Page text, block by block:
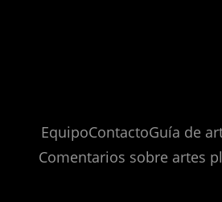
EquipoContactoGuía de
Comentarios sobre artes